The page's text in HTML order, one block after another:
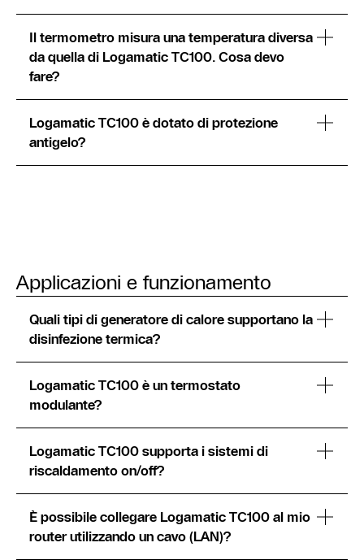
Il termometro misura una temperatura diversa
da quella di Logamatic TC100. Cosa devo
fare?
Logamatic TC100 è dotato di protezione
antigelo?
Applicazioni e funzionamento
Quali tipi di generatore di calore supportano la
disinfezione termica?
Logamatic TC100 è un termostato
modulante?
Logamatic TC100 supporta i sistemi di
riscaldamento on/off?
È possibile collegare Logamatic TC100 al mio
router utilizzando un cavo (LAN)?